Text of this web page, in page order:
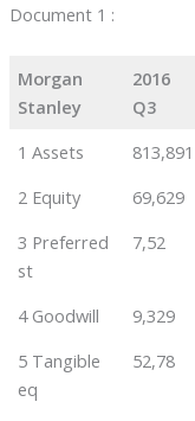
Document 1 :
Morgan
Stanley
2016
Q3
1 Assets
813,891
2 Equity
69,629
3 Preferred
st
7,52
4 Goodwill 9,329
5 Tangible
eq
52,78